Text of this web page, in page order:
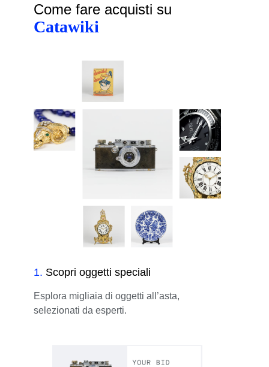
Come fare acquisti su
Catawiki
1. Scopri oggetti speciali
Esplora migliaia di oggetti all’asta,
selezionati da esperti.